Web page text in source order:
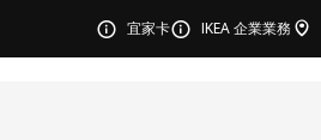
宜家卡 IKEA 企業業務